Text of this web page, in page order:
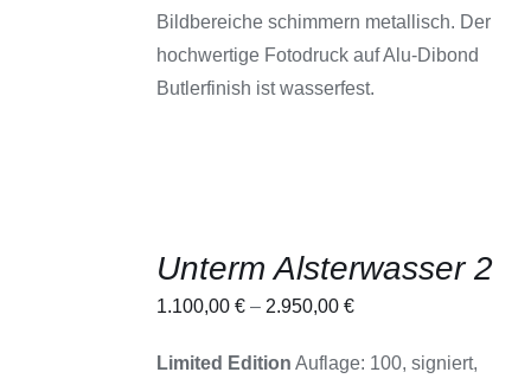
Bildbereiche schimmern metallisch. Der
hochwertige Fotodruck auf Alu-Dibond
Butlerfinish ist wasserfest.
PRODUKT
Unterm Alsterwasser 2
1.100,00€ – 2.950,00€
Limited Edition Auflage: 100, signiert,